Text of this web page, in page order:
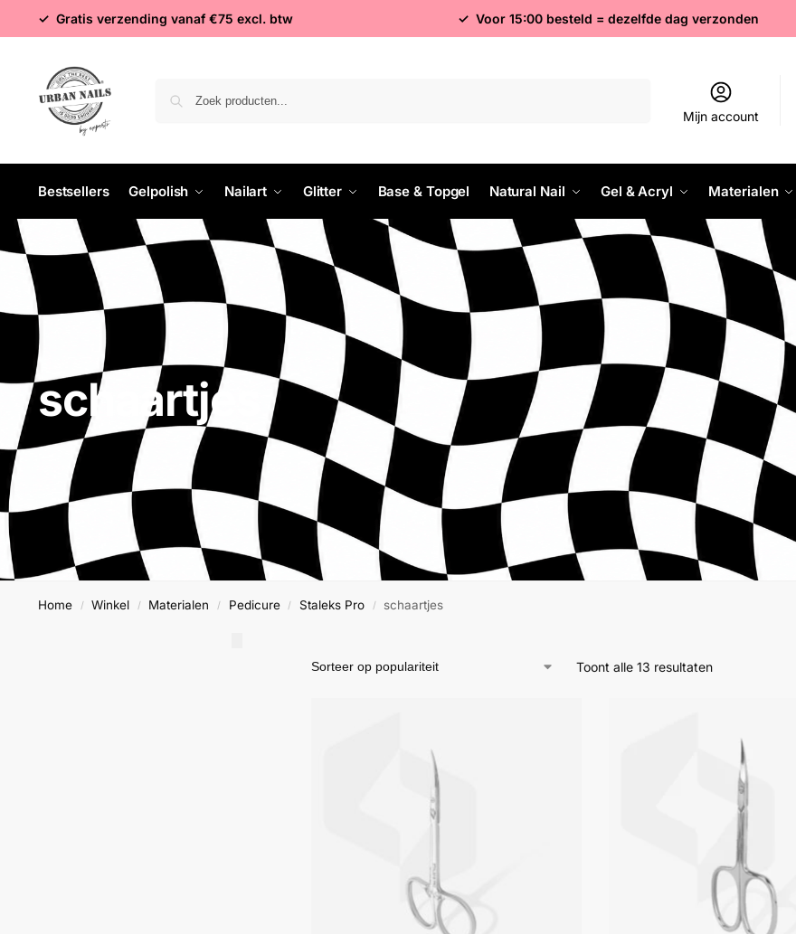
✓ Gratis verzending vanaf €75 excl. btw ✓ Voor 15:00 besteld = dezelfde dag verzonden
Mijn account
Bestsellers Gelpolish Nailart Glitter Base & Topgel Natural Nail Gel & Acryl Materialen
schaartjes
Home / Winkel / Materialen / Pedicure / Staleks Pro / schaartjes
Toont alle 13 resultaten